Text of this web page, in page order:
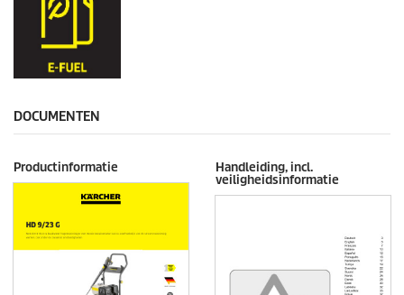
DOCUMENTEN
Productinformatie
Handleiding, incl.
veiligheidsinformatie